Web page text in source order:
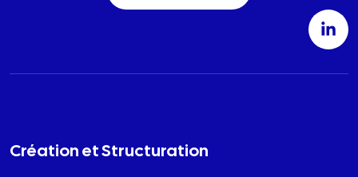
Création et Structuration